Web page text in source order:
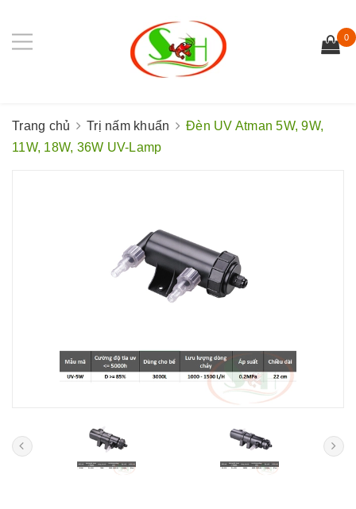
0
Trang chủ Trị nấm khuẩn
Đèn UV Atman 5W, 9W,
11W, 18W, 36W UV-Lamp